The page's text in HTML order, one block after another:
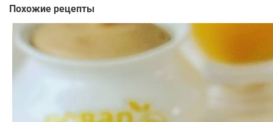
Похожие рецепты